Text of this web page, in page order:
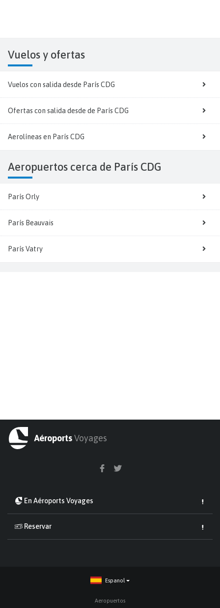
Vuelos y ofertas
Vuelos con salida desde París CDG
Ofertas con salida desde de París CDG
Aerolíneas en París CDG
Aeropuertos cerca de París CDG
París Orly
París Beauvais
París Vatry
AéroportsVoyages
En Aéroports Voyages
Reservar
Espanol
Aeropuertos